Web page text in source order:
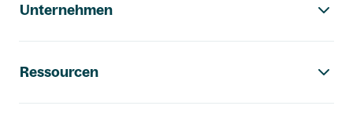
Unternehmen
Ressourcen